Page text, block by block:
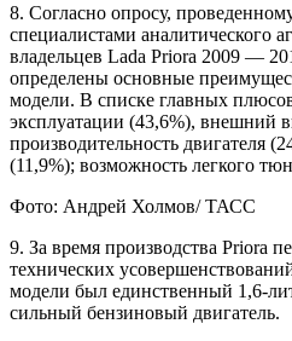
8. Согласно опросу,
специалистами аналитического
владельцев Lada Priora 2009 —
определены основные
модели. В списке главных
эксплуатации (43,6%), внешний
производительность двигателя
(11,9%); возможность легкого
Фото: Андрей Холмов/ ТАСС
9. За время производства Priora
технических
модели был единственный 1,6-
сильный бензиновый двигатель.